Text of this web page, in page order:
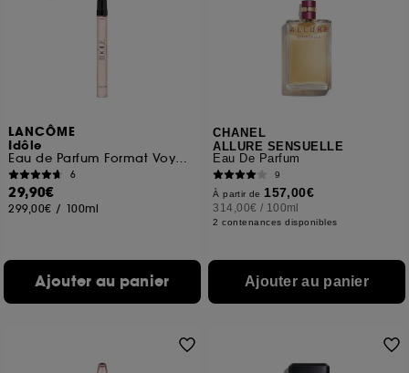
LANCÔME
Idôle
Eau de Parfum Format Voyage
6
29,90€
299,00€ / 100ml
Ajouter au panier
CHANEL
ALLURE SENSUELLE
Eau De Parfum
9
À partir de 157,00€
314,00€ / 100ml
2 contenances disponibles
Ajouter au panier